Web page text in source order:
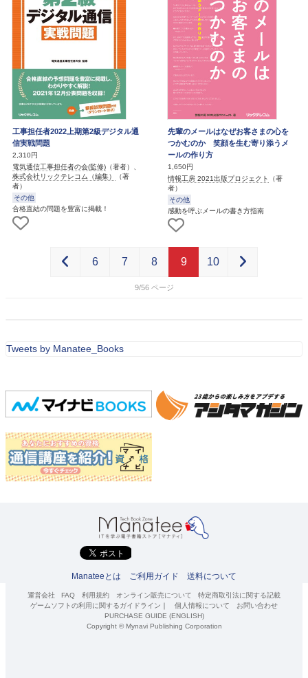
工事担任者2022上期第2級デジタル通
信実戦問題
2,310円
電気通信工事担任者の会(監修) （著者）、
株式会社リックテレコム（編集）
（著
者）
その他
合格直結の問題を豊富に掲載！
先輩のメールはなぜお客さまの心を
つかむのか 笑顔を生む寄り添うメ
ールの作り方
1,650円
情報工房 2021出版プロジェクト
（著
者）
その他
感動を呼ぶメールの書き方指南
9/56
6 7 8 9 10
Tweets by Manatee_Books
Manateeとは ご利用ガイド 送料について
運営会社 FAQ 利用規約 オンライン販売について
特定商取引法に関する記載
ゲームソフトの利用に関するガイドライン ｜ 個人情報について
お問い合わせ
PURCHASE GUIDE (ENGLISH)
Copyright © Mynavi Publishing Corporation